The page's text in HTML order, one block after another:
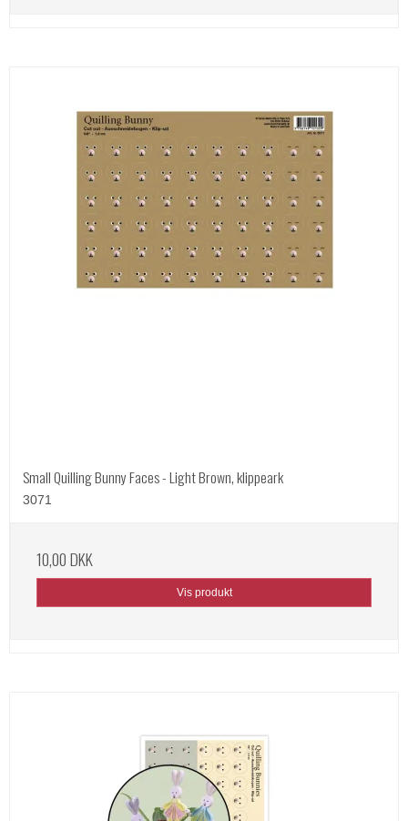
Small Quilling Bunny Faces - Light Brown, klippeark
3071
10,00 DKK
Vis produkt